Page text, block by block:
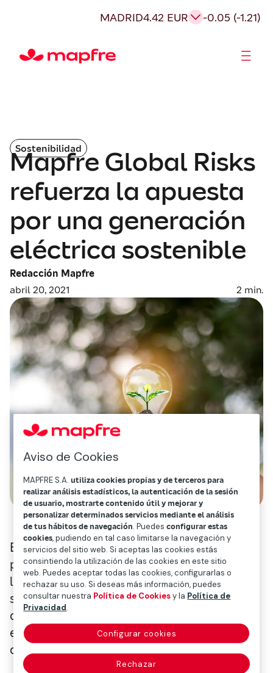
MADRID4.42 EUR -0.05 (-1.21)
Sostenibilidad
Mapfre Global Risks
refuerza la apuesta
por una generación
eléctrica sostenible
Redacción Mapfre
abril 20, 2021
2 min.
En Latinoamérica, Mapfre Global Risks ha
puesto a disposición de los mercados
locales una solución aseguradora para
suscribir riesgos renovables con una
capacidad de 100 millones de dólares
estadounidenses, posibilitando así una
colocación del 100% del riesgo.
Aviso de Cookies
MAPFRE S.A.utiliza cookies propias y de terceros para
realizar análisis estadísticos, la autenticación de la sesión
de usuario, mostrarte contenido útil y mejorar y
personalizar determinados servicios mediante el análisis
de tus hábitos de navegación. Puedesconfigurar estas
cookies, pudiendo en tal caso limitarse la navegación y
servicios del sitio web. Si aceptas las cookies estás
consintiendo la utilización de las cookies en este sitio
web. Puedes aceptar todas las cookies, configurarlas o
rechazar su uso. Si deseas más información, puedes
consultar nuestra Política de Cookiesy la Política de
Privacidad.
Configurar cookies
Rechazar